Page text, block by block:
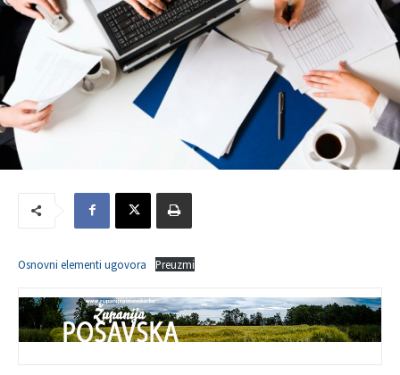
Osnovni elementi ugovora Preuzmi